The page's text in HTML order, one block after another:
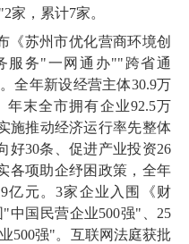
2家，累计7家。
《苏州市优化营商环境创
服务"一网通办""跨省通
全年新设经营主体30.9万
年末全市拥有企业92.5万
施推动经济运行率先整体
好30条、促进产业投资26
各项助企纾困政策，全年
9亿元。3家企业入围《财
"中国民营企业500强"、 25
500强"。互联网法庭获批